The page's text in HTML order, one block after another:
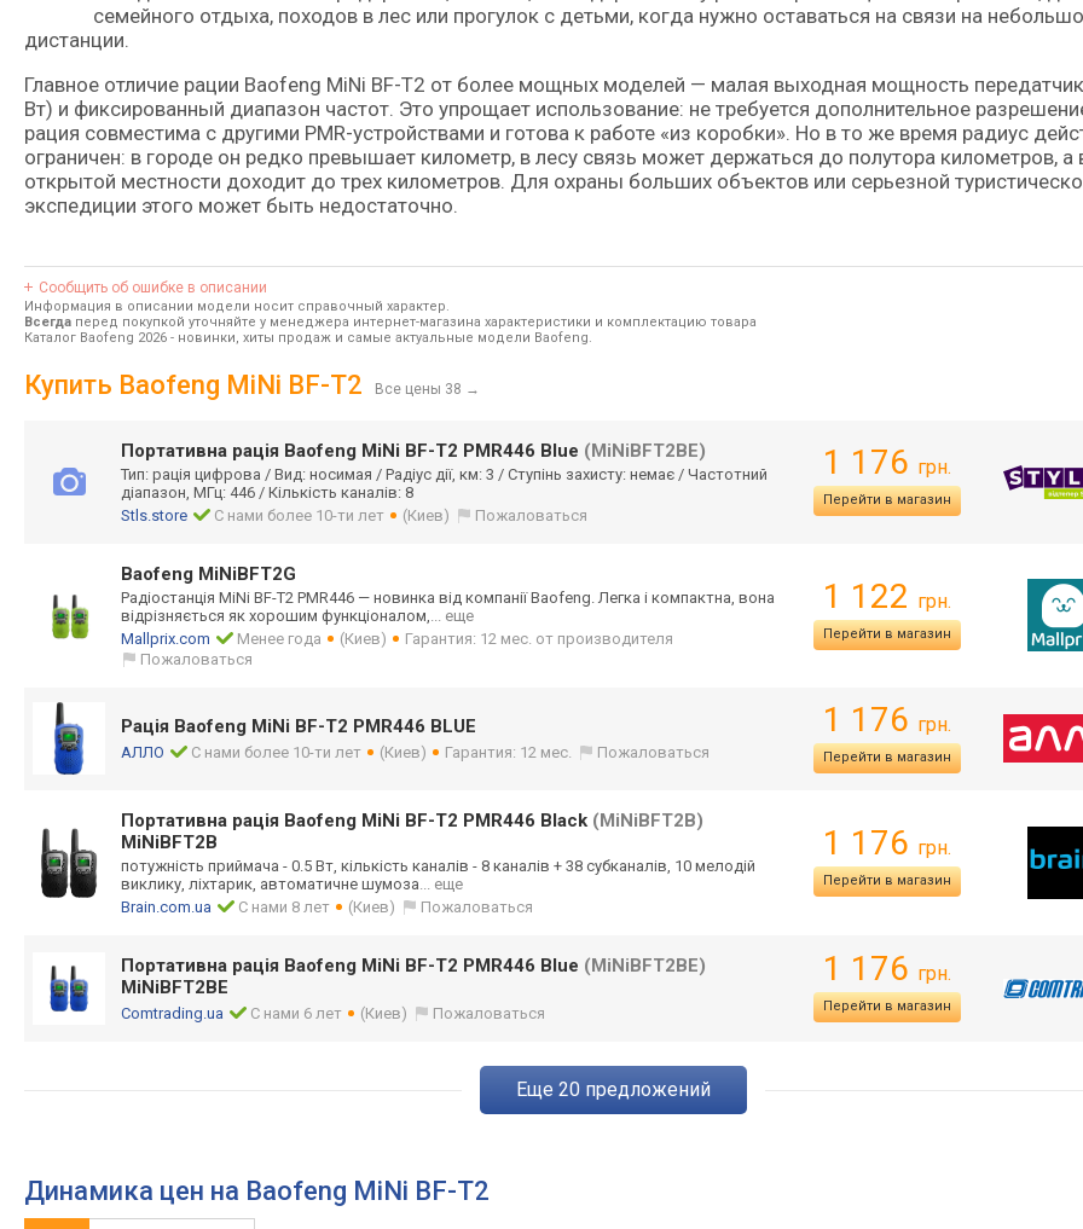
семейного отдыха, походов в лес или прогулок с детьми, когда нужно оставаться на связи на
дистанции.
Главное отличие рации Baofeng MiNi BF-T2 от более мощных моделей — малая выходная мощность
Вт) и фиксированный диапазон частот. Это упрощает использование: не требуется дополнительное
рация совместима с другими PMR-устройствами и готова к работе «из коробки». Но в то же время радиус
ограничен: в городе он редко превышает километр, в лесу связь может держаться до полутора километров, а
открытой местности доходит до трех километров. Для охраны больших объектов или серьезной
экспедиции этого может быть недостаточно.
Сообщить об ошибке в описании
Информация в описании модели носит справочный характер.
Всегда перед покупкой уточняйте у менеджера интернет-магазина характеристики и комплектацию товара
Каталог Baofeng 2026 - новинки, хиты продаж и самые актуальные модели Baofeng.
Купить Baofeng MiNi BF-T2 Все цены 38 →
Портативна рація Baofeng MiNi BF-T2 PMR446 Blue (MiNiBFT2BE)
Тип: рація цифрова / Вид: носимая / Радіус дії, км: 3 / Ступінь захисту: немає / Частотний
діапазон, МГц: 446 / Кількість каналів: 8
Stls.store
С нами более 10-ти лет (Киев) Пожаловаться
1 176 грн.
Перейти в магазин
Baofeng MiNiBFT2G
Радіостанція MiNi BF-T2 PMR446 — новинка від компанії Baofeng. Легка і компактна, вона
відрізняється як хорошим функціоналом,... еще
Mallprix.com
Менее года (Киев)
Гарантия: 12 мес. от производителя
Пожаловаться
1 122 грн.
Перейти в магазин
Рація Baofeng MiNi BF-T2 PMR446 BLUE
АЛЛО С нами более 10-ти лет (Киев) Гарантия: 12 мес. Пожаловаться
1 176 грн.
Перейти в магазин
Портативна рація Baofeng MiNi BF-T2 PMR446 Black (MiNiBFT2B)
MiNiBFT2B
потужність приймача - 0.5 Вт, кількість каналів - 8 каналів + 38 субканалів, 10 мелодій
виклику, ліхтарик, автоматичне шумоза... еще
Brain.com.ua
С нами 8 лет (Киев) Пожаловаться
1 176 грн.
Перейти в магазин
Портативна рація Baofeng MiNi BF-T2 PMR446 Blue (MiNiBFT2BE)
MiNiBFT2BE
Comtrading.ua С нами 6 лет (Киев) Пожаловаться
1 176 грн.
Перейти в магазин
eще 20предложений
Динамика цен на Baofeng MiNi BF-T2